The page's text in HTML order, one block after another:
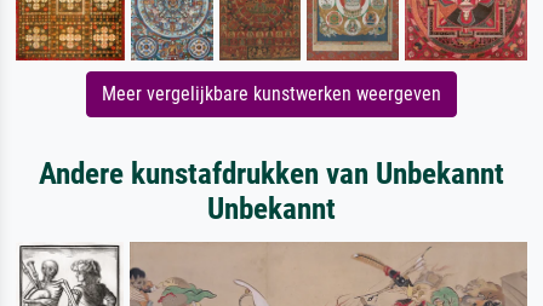
Meer vergelijkbare kunstwerken weergeven
Andere kunstafdrukken van Unbekannt
Unbekannt